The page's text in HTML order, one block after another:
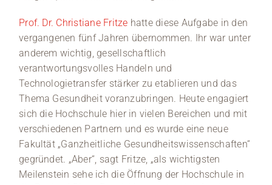
Prof. Dr. Christiane Fritze hatte diese Aufgabe in den
vergangenen fünf Jahren übernommen. Ihr war unter
anderem wichtig, gesellschaftlich
verantwortungsvolles Handeln und
Technologietransfer stärker zu etablieren und das
Thema Gesundheit voranzubringen. Heute engagiert
sich die Hochschule hier in vielen Bereichen und mit
verschiedenen Partnern und es wurde eine neue
Fakultät „Ganzheitliche Gesundheitswissenschaften“
gegründet. „Aber“, sagt Fritze, „als wichtigsten
Meilenstein sehe ich die Öffnung der Hochschule in